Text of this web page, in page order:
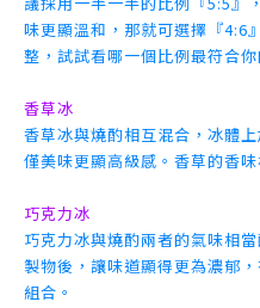
味更顯溫和，那就可選擇『4:6
整，試試看哪一個比例最符合你
香草冰
香草冰與燒酌相互混合，冰體
僅美味更顯高級感。香草的香
巧克力冰
巧克力冰與燒酌兩者的氣味相
製物後，讓味道顯得更為濃郁
組合。